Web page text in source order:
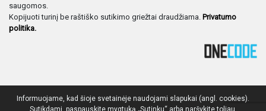
saugomos.
Kopijuoti turinį be raštiško sutikimo griežtai draudžiama. Privatumo
politika.
Informuojame, kad šioje svetainėje naudojami slapukai (angl. cookies).
Sutikdami, paspauskite mygtuką „Sutinku“ arba naršykite toliau.